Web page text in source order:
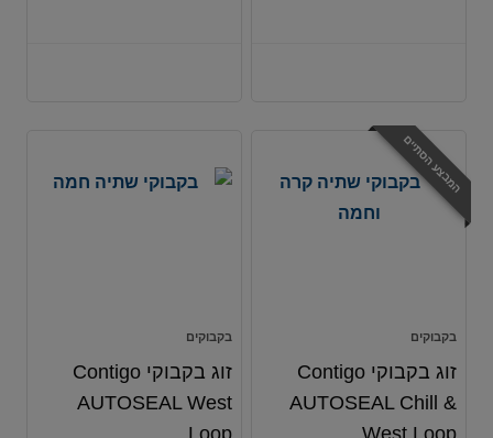
המבצע הסתיים
בקבוקים
זוג בקבוקי Contigo
AUTOSEAL Chill &
West Loop
בקבוקים
זוג בקבוקי Contigo
AUTOSEAL West
Loop